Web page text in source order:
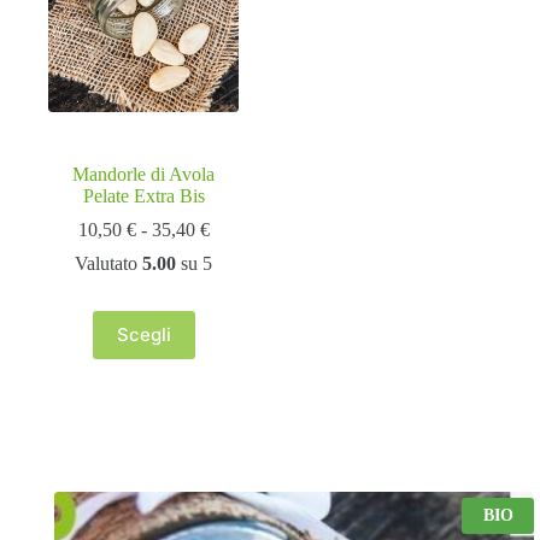
essere
scelte
nella
pagina
del
Mandorle di Avola
Pelate Extra Bis
10,50 € - 35,40 €Fascia
prezzo:
Valutato5.00 su 5
Scegli
Questo
prodotto
possono
essere
BIO